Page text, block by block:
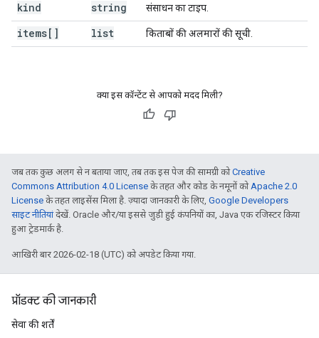
kind string संसाधन का टाइप.
items[] list किताबों की अलमारों की सूची.
क्या इस कॉन्टेंट से आपको मदद मिली?
जब तक कुछ अलग से न बताया जाए, तब तक इस पेज की सामग्री कोCreative
Commons Attribution 4.0 License के तहत और कोड के नमूनों कोApache 2.0
License के तहत लाइसेंस मिला है. ज़्यादा जानकारी के लिए, Google Developers
साइट नीतियांदेखें. Oracle और/या इससे जुड़ी हुई कंपनियों का, Java एक रजिस्टर किया
हुआ ट्रेडमार्क है.
आखिरी बार 2026-02-18 (UTC) को अपडेट किया गया.
प्रॉडक्ट की जानकारी
सेवा की शर्तें